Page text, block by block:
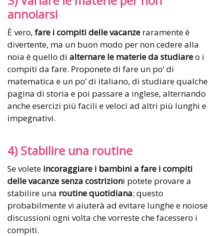
annoiarsi
È vero, fare i compiti delle vacanze raramente è
divertente, ma un buon modo per non cedere alla
noia è quello di alternare le materie da studiareo i
compiti da fare. Proponete di fare un po’ di
matematica e un po’ di italiano, di studiare qualche
pagina di storia e poi passare a inglese, alternando
anche esercizi più facili e veloci ad altri più lunghi e
impegnativi.
4) Stabilire una routine
Se volete incoraggiare i bambini a fare i compiti
delle vacanzesenza costrizioni potete provare a
stabilire una routine quotidiana: questo
probabilmente vi aiuterà ad evitare lunghe e noiose
discussioni ogni volta che vorreste che facessero i
compiti.